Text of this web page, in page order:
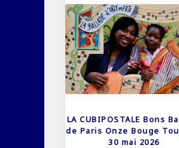
LA CUBIPOSTALE Bons
de Paris Onze Bouge
30 mai 2026